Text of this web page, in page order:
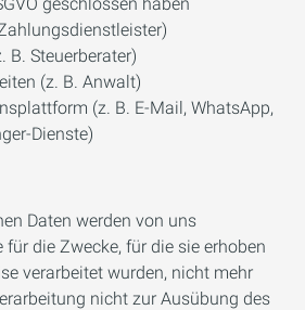
B. Steuerberater)
(z. B. Anwalt)
(z. B. E-Mail, WhatsApp,
Dienste)
Daten werden von uns
die Zwecke, für die sie erhoben
verarbeitet wurden, nicht mehr
nicht zur Ausübung des